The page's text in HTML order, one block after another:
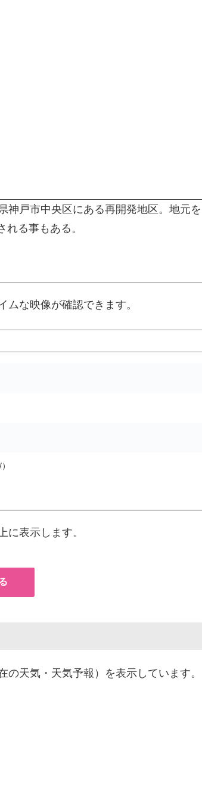
神戸市中央区にある再開発地区。地元を
る事もある。
な映像が確認できます。
に表示します。
天気・天気予報）を表示しています。